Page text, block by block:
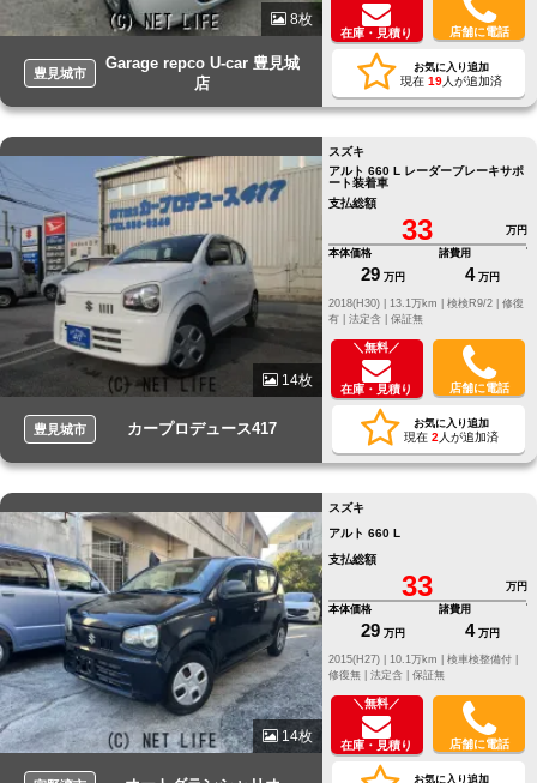
8枚
豊見城市
Garage repco U-car 豊見城
店
在庫・見積り 店舗に電話
お気に入り追加
現在 19人が追加済
14枚
豊見城市 カープロデュース417
スズキ
アルト 660 L レーダーブレーキサポ
ート装着車
支払総額
33
万円
本体価格
29 万円
諸費用
4 万円
修復
有 | 法定含 | 保証無
＼無料／
在庫・見積り 店舗に電話
お気に入り追加
現在 2 人が追加済
14枚
スズキ
アルト 660 L
支払総額
33
万円
本体価格
29 万円
諸費用
4 万円
修復無 | 法定含 | 保証無
＼無料／
在庫・見積り 店舗に電話
お気に入り追加